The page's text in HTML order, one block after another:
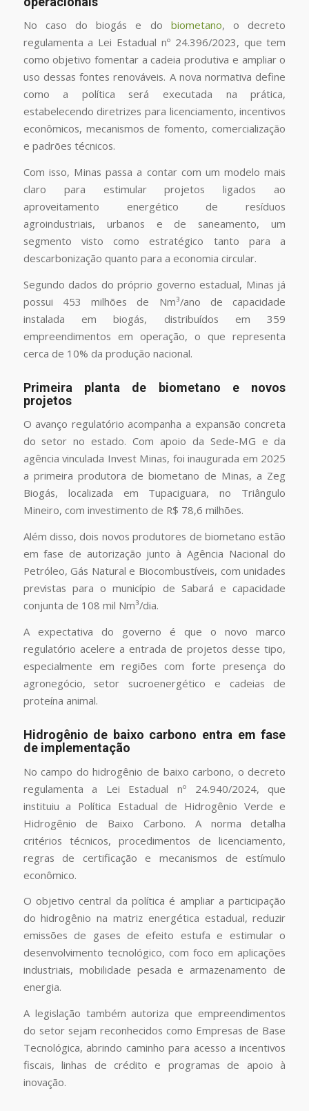
No caso do biogás e do biometano, o decreto
regulamenta a Lei Estadual nº 24.396/2023, que tem
como objetivo fomentar a cadeia produtiva e ampliar o
uso dessas fontes renováveis. A nova normativa define
como a política será executada na prática,
estabelecendo diretrizes para licenciamento, incentivos
econômicos, mecanismos de fomento, comercialização
e padrões técnicos.
Com isso, Minas passa a contar com um modelo mais
claro para estimular projetos ligados ao
aproveitamento energético de resíduos
agroindustriais, urbanos e de saneamento, um
segmento visto como estratégico tanto para a
descarbonização quanto para a economia circular.
Segundo dados do próprio governo estadual, Minas já
possui 453 milhões de Nm³/ano de capacidade
instalada em biogás, distribuídos em 359
empreendimentos em operação, o que representa
cerca de 10% da produção nacional.
Primeira planta de biometano e novos
projetos
O avanço regulatório acompanha a expansão concreta
do setor no estado. Com apoio da Sede-MG e da
agência vinculada Invest Minas, foi inaugurada em 2025
a primeira produtora de biometano de Minas, a Zeg
Biogás, localizada em Tupaciguara, no Triângulo
Mineiro, com investimento de R$ 78,6 milhões.
Além disso, dois novos produtores de biometano estão
em fase de autorização junto à Agência Nacional do
Petróleo, Gás Natural e Biocombustíveis, com unidades
previstas para o município de Sabará e capacidade
conjunta de 108 mil Nm³/dia.
A expectativa do governo é que o novo marco
regulatório acelere a entrada de projetos desse tipo,
especialmente em regiões com forte presença do
agronegócio, setor sucroenergético e cadeias de
proteína animal.
Hidrogênio de baixo carbono entra em fase
de implementação
No campo do hidrogênio de baixo carbono, o decreto
regulamenta a Lei Estadual nº 24.940/2024, que
instituiu a Política Estadual de Hidrogênio Verde e
Hidrogênio de Baixo Carbono. A norma detalha
critérios técnicos, procedimentos de licenciamento,
regras de certificação e mecanismos de estímulo
econômico.
O objetivo central da política é ampliar a participação
do hidrogênio na matriz energética estadual, reduzir
emissões de gases de efeito estufa e estimular o
desenvolvimento tecnológico, com foco em aplicações
industriais, mobilidade pesada e armazenamento de
energia.
A legislação também autoriza que empreendimentos
do setor sejam reconhecidos como Empresas de Base
Tecnológica, abrindo caminho para acesso a incentivos
fiscais, linhas de crédito e programas de apoio à
inovação.